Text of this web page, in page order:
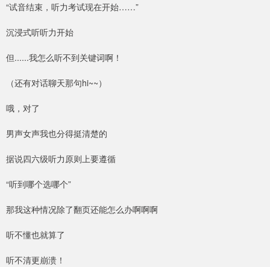
“试音结束，听力考试现在开始……”
沉浸式听听力开始
但......我怎么听不到关键词啊！
（还有对话聊天那句hi~~）
哦，对了
男声女声我也分得挺清楚的
据说四六级听力原则上要遵循
“听到哪个选哪个”
那我这种情况除了翻页还能怎么办啊啊啊
听不懂也就算了
听不清更崩溃！